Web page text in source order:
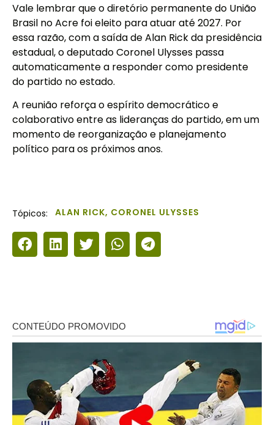
Vale lembrar que o diretório permanente do União
Brasil no Acre foi eleito para atuar até 2027. Por
essa razão, com a saída de Alan Rick da presidência
estadual, o deputado Coronel Ulysses passa
automaticamente a responder como presidente
do partido no estado.
A reunião reforça o espírito democrático e
colaborativo entre as lideranças do partido, em um
momento de reorganização e planejamento
político para os próximos anos.
Tópicos: ALAN RICK, CORONEL ULYSSES